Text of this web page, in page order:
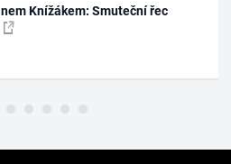
Knížákem: Smuteční řec